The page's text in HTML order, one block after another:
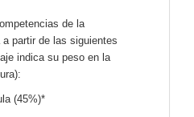
de la
partir de las siguientes
indica su peso en la
(45%)*